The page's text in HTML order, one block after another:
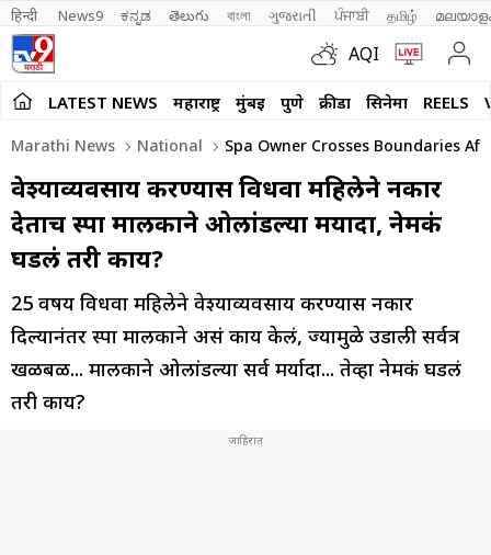
हिन्दी News9 ಕನ್ನಡ తెలుగు বাংলা ગુજરાતી ਪੰਜਾਬੀ தமிழ்
AQI
LATEST NEWS महाराष्ट्र मुंबई पुणे क्रीडा सिनेमा REELS
Marathi News National Spa Owner Crosses Boundaries
वेश्याव्यवसाय करण्यास विधवा महिलेने नकार
देताच स्पा मालकाने ओलांडल्या मर्यादा, नेमकं
घडलं तरी काय?
25 वर्षीय विधवा महिलेने वेश्याव्यवसाय करण्यास नकार
दिल्यानंतर स्पा मालकाने असं काय केलं, ज्यामुळे उडाली सर्वत्र
खळबळ... मालकाने ओलांडल्या सर्व मर्यादा... तेव्हा नेमकं घडलं
तरी काय?